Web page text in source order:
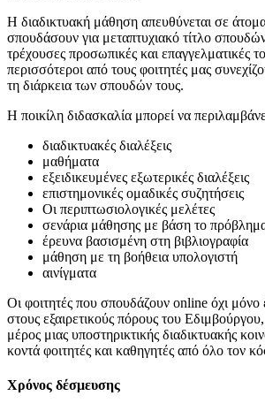
Η διαδικτυακή μάθηση απευθύνεται σε
σπουδάσουν για μεταπτυχιακό τίτλο
τρέχουσες προσωπικές και επαγγελματικές
περισσότεροι από τους φοιτητές μας
τη διάρκεια των σπουδών τους.
Η ποικίλη διδασκαλία μπορεί να
διαδικτυακές διαλέξεις
μαθήματα
εξειδικευμένες εξωτερικές διαλέξεις
επιστημονικές ομαδικές συζητήσεις
Οι περιπτωσιολογικές μελέτες
σενάρια μάθησης με βάση το
έρευνα βασισμένη στη βιβλιογραφία
μάθηση με τη βοήθεια υπολογιστή
αινίγματα
Οι φοιτητές που σπουδάζουν online όχι
στους εξαιρετικούς πόρους του Εδιμβούργου,
μέρος μιας υποστηρικτικής διαδικτυακής
κοντά φοιτητές και καθηγητές από όλο τον
Χρόνος δέσμευσης